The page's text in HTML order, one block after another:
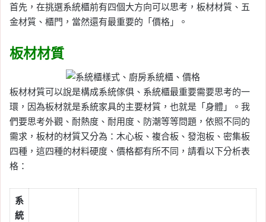
首先，在挑選系統櫃前有四個大方向可以思考，板材材質、五
金材質、櫃門，當然還有最重要的「價格」。
板材材質
板材材質可以說是構成系統傢俱、系統櫃最重要需要思考的一
環，因為板材就是系統家具的主要材質，也就是「身體」。我
們要思考外觀、耐熱度、耐用度、防潮等等問題，依照不同的
需求，板材的材質又分為：木心板、複合板、發泡板、密集板
四種，這四種的材料硬度、價格都有所不同，請看以下分析表
格：
系
統